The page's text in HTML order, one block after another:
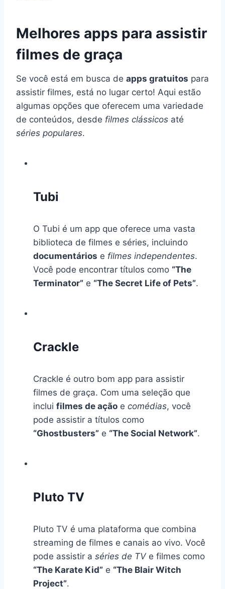
Melhores apps para assistir
filmes de graça
Se você está em busca de apps gratuitos para
assistir filmes, está no lugar certo! Aqui estão
algumas opções que oferecem uma variedade
de conteúdos, desde filmes clássicos até
séries populares.
Tubi
O Tubi é um app que oferece uma vasta
biblioteca de filmes e séries, incluindo
documentários e filmes independentes.
Você pode encontrar títulos como “The
Terminator” e “The Secret Life of Pets”.
Crackle
Crackle é outro bom app para assistir
filmes de graça. Com uma seleção que
inclui filmes de ação e comédias, você
pode assistir a títulos como
“Ghostbusters” e “The Social Network”.
Pluto TV
Pluto TV é uma plataforma que combina
streaming de filmes e canais ao vivo. Você
pode assistir a séries de TV e filmes como
“The Karate Kid” e “The Blair Witch
Project”.